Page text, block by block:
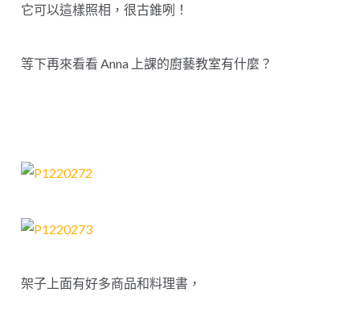
它可以這樣照相，很古錐咧！
等下再來看看 Anna 上課的廚藝教室有什麼？
架子上面有好多商品和料理書，